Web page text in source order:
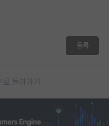
등록
돌아가기